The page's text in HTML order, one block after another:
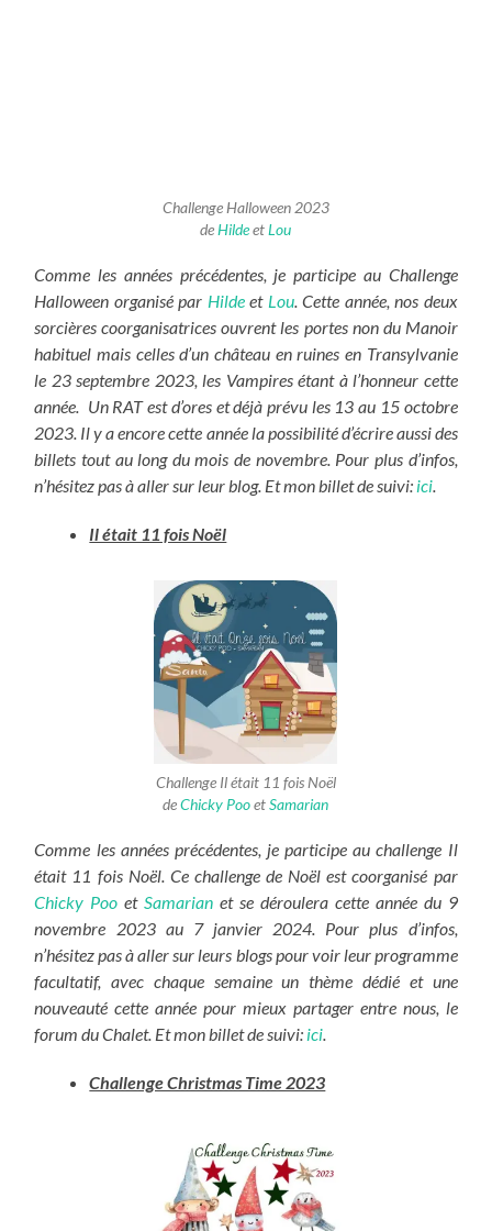
Challenge Halloween 2023
deHildeetLou
Comme les années précédentes, je participe au Challenge
Halloween organisé par Hildeet Lou. Cette année, nos deux
sorcières coorganisatrices ouvrent les portes non du Manoir
habituel mais celles d’un château en ruines en Transylvanie
le 23 septembre 2023, les Vampires étant à l’honneur cette
année. Un RAT est d’ores et déjà prévu les 13 au 15 octobre
2023. Il y a encore cette année la possibilité d’écrire aussi des
billets tout au long du mois de novembre. Pour plus d’infos,
n’hésitez pas à aller sur leur blog. Et mon billet de suivi: ici.
Il était 11 fois Noël
Challenge Il était 11 fois Noël
deChicky PooetSamarian
Comme les années précédentes, je participe au challenge Il
était 11 fois Noël. Ce challenge de Noël est coorganisé par
Chicky Poo etSamarian et se déroulera cette année du 9
novembre 2023 au 7 janvier 2024. Pour plus d’infos,
n’hésitez pas à aller sur leurs blogs pour voir leur programme
facultatif, avec chaque semaine un thème dédié et une
nouveauté cette année pour mieux partager entre nous, le
forum du Chalet. Et mon billet de suivi: ici.
Challenge Christmas Time 2023